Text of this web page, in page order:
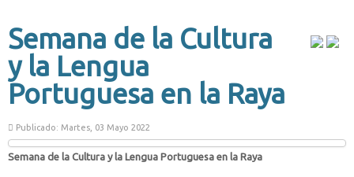
Semana de la Cultura
y la Lengua
Portuguesa en la Raya
Publicado: Martes, 03 Mayo 2022
Semana de la Cultura y la Lengua Portuguesa en la Raya